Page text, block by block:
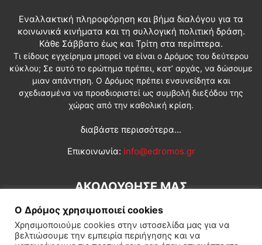
Εναλλακτική πληροφόρηση και βήμα διαλόγου για τα
κοινωνικά κινήματα και τη συλλογική πολιτική δράση.
Κάθε Σάββατο έως και Τρίτη στα περίπτερα.
Τι είδους εγχείρημα μπορεί να είναι ο Δρόμος του δεύτερου
κύκλου; Σε αυτό το ερώτημα πρέπει, κατ’ αρχάς, να δώσουμε
μιαν απάντηση. Ο Δρόμος πρέπει ενσυνείδητα και
σχεδιασμένα να προσδιοριστεί ως συμβολή διεξόδου της
χώρας από την καθολική κρίση.
διαβάστε περισσότερα...
Επικοινωνία: info@edromos.gr
ΑΚΟΛΟΥΘΗΣΕ ΜΑΣ
Ο Δρόμος χρησιμοποιεί cookies
Χρησιμοποιούμε cookies στην ιστοσελίδα μας για να
βελτιώσουμε την εμπειρία περιήγησης και να